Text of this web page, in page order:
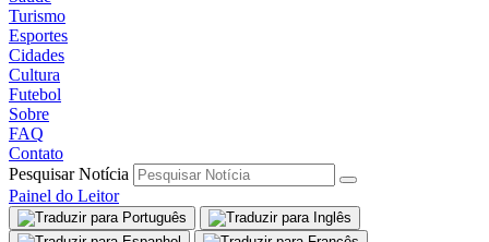
Turismo
Esportes
Cidades
Cultura
Futebol
Sobre
FAQ
Contato
Pesquisar Notícia
Painel do Leitor